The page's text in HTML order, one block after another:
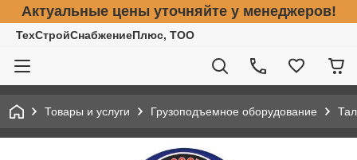
Актуальные цены уточняйте у менеджеров!
ТехСтройСнабжениеПлюс, ТОО
Товары и услуги Грузоподъемное оборудование